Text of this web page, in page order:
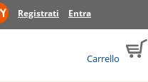
Registrati Entra
Carrello